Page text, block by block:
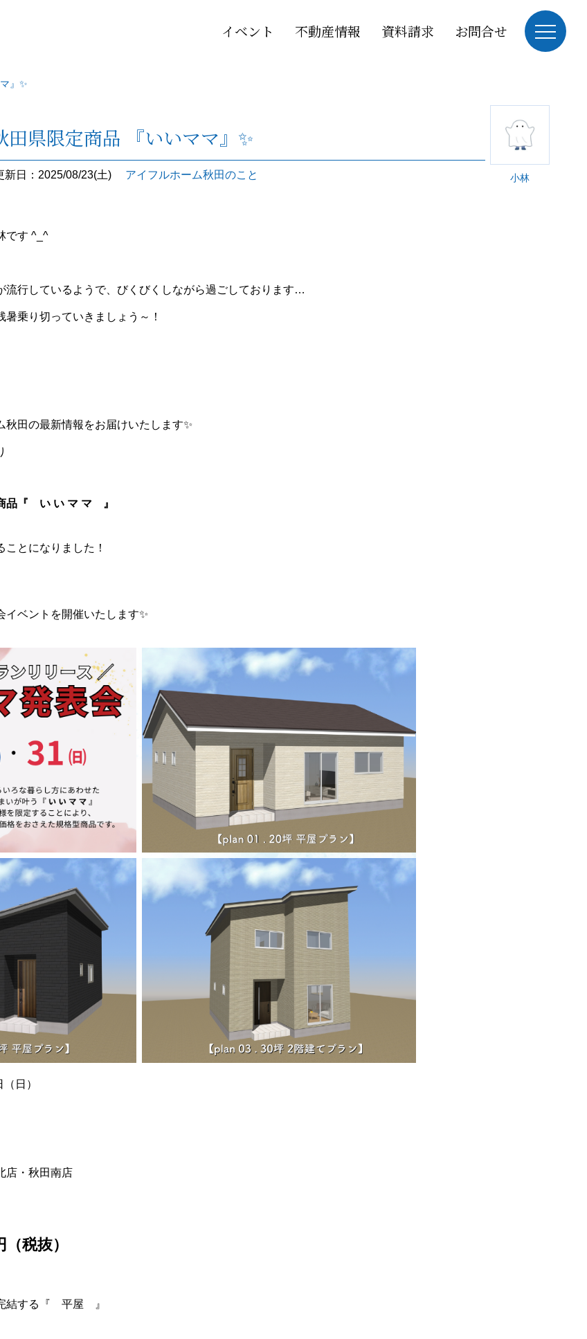
イベント 不動産情報 資料請求 お問合せ
』✨
小林
田県限定商品 『いいママ』✨
新日：2025/08/23(土) アイフルホーム秋田のこと
です ^_^
流行しているようで、びくびくしながら過ごしております…
乗り切っていきましょう～！
秋田の最新情報をお届けいたします✨
品 『 い い マ マ 』
とになりました！
イベントを開催いたします✨
日）
店・秋田南店
税抜）
結する『 平屋 』